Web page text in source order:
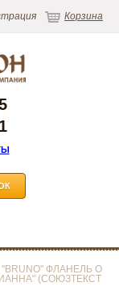
Корзина
ФЛАНЕЛЬ О
(СОЮЗТЕКСТ